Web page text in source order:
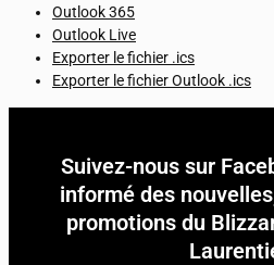
Outlook 365
Outlook Live
Exporter le fichier .ics
Exporter le fichier Outlook .ics
Suivez-nous sur
informé des
promotions du